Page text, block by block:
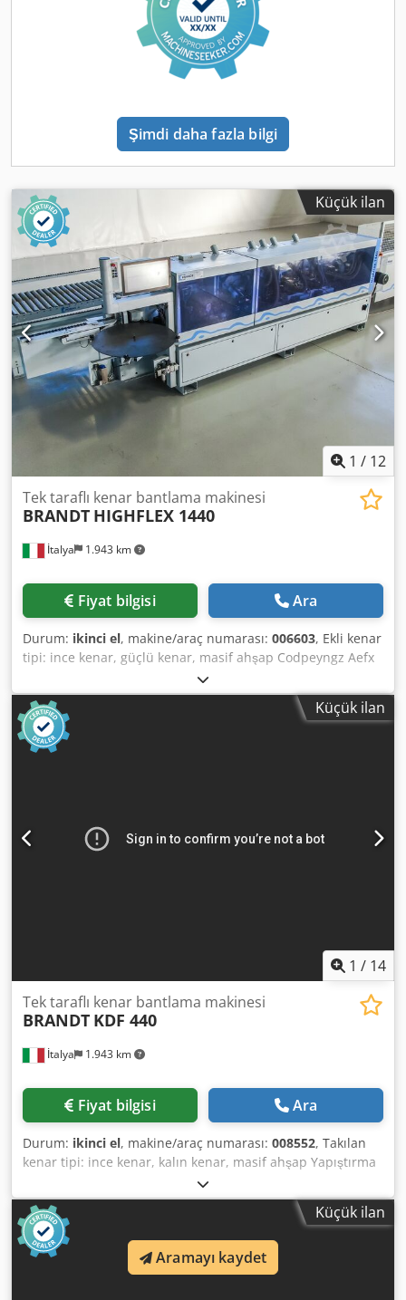
Şimdi daha fazla bilgi
Küçük ilan
1 / 12
İtalya 1.943 km
Tek taraflı kenar bantlama makinesi
BRANDT HIGHFLEX 1440
Fiyat bilgisi Ara
Durum: ikinci el, makine/araç numarası: 006603, Ekli kenar
tipi: ince kenar, güçlü kenar, masif ahşap Codpeyngz Aefx
Aqioha Yapıştırıcı sistemi: EVA Frezelemeye katılma: evet
Çok fonksiyonlu ünite: evet Maksimum ilerleme hızı: 14
m/dak Maksimum panel kalınlığı: 60 mm Çalışma birimleri:
8 hayır
Küçük ilan
1 / 14
İtalya 1.943 km
Tek taraflı kenar bantlama makinesi
BRANDT KDF 440
Fiyat bilgisi Ara
Durum: ikinci el, makine/araç numarası: 008552, Takılan
kenar tipi: ince kenar, kalın kenar, masif ahşap Yapıştırma
sistemi: EVA Birleştirme frezeleme: evet Çok fonksiyonlu
ünite: evet Maks. ilerleme hızı: 14 m/dak Maksimum plaka
kalınlığı: 60 mm Çalışma üniteleri: 7 adet Cjdjzg D D Djpfx
Aqijha
Küçük ilan
Aramayı kaydet